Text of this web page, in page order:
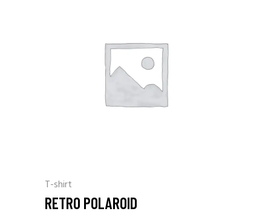
T-shirt
RETRO POLAROID